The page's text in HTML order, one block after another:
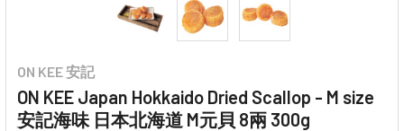
ON KEE 安記
ON KEE Japan Hokkaido Dried Scallop - M size
安記海味 日本北海道 M元貝 8兩 300g